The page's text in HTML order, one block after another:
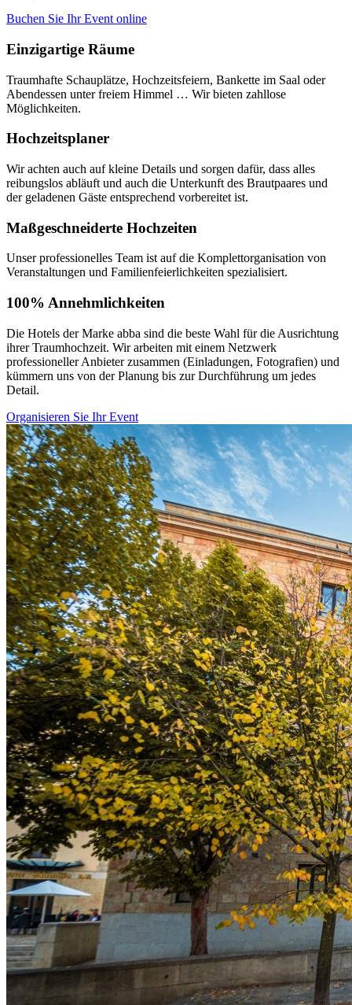
Buchen Sie Ihr Event online
Einzigartige Räume
Traumhafte Schauplätze, Hochzeitsfeiern, Bankette im Saal oder
Abendessen unter freiem Himmel … Wir bieten zahllose
Möglichkeiten.
Hochzeitsplaner
Wir achten auch auf kleine Details und sorgen dafür, dass alles
reibungslos abläuft und auch die Unterkunft des Brautpaares und
der geladenen Gäste entsprechend vorbereitet ist.
Maßgeschneiderte Hochzeiten
Unser professionelles Team ist auf die Komplettorganisation von
Veranstaltungen und Familienfeierlichkeiten spezialisiert.
100% Annehmlichkeiten
Die Hotels der Marke abba sind die beste Wahl für die Ausrichtung
ihrer Traumhochzeit. Wir arbeiten mit einem Netzwerk
professioneller Anbieter zusammen (Einladungen, Fotografien) und
kümmern uns von der Planung bis zur Durchführung um jedes
Detail.
Organisieren Sie Ihr Event